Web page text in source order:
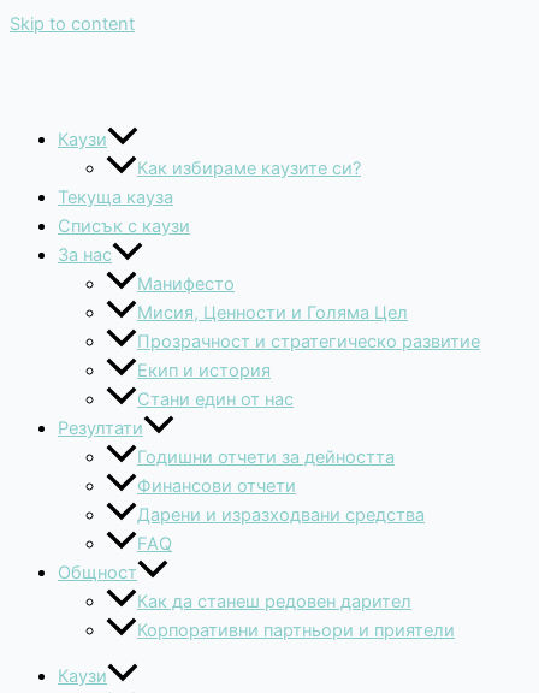
Skip to content
Каузи
Как избираме каузите си?
Текуща кауза
Списък с каузи
За нас
Манифесто
Мисия, Ценности и Голяма Цел
Прозрачност и стратегическо развитие
Екип и история
Стани един от нас
Резултати
Годишни отчети за дейността
Финансови отчети
Дарени и изразходвани средства
FAQ
Общност
Как да станеш редовен дарител
Корпоративни партньори и приятели
Каузи